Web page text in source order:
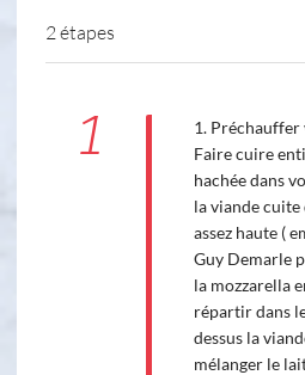
2 étapes
1
1. Préchauffer
Faire cuire
hachée dans
la viande
assez haute (
Guy Demarle
la mozzarella
répartir dans
dessus la
mélanger le